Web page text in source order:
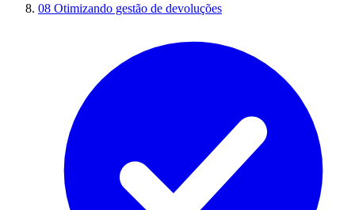
08 Otimizando gestão de devoluções